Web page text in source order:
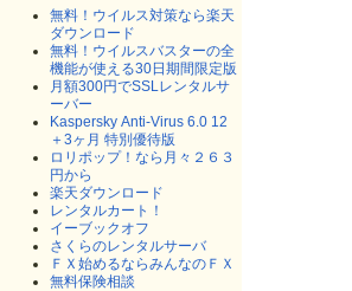
無料！ウイルス対策なら楽天
ダウンロード
無料！ウイルスバスターの全
機能が使える30日期間限定版
月額300円でSSLレンタルサ
ーバー
Kaspersky Anti-Virus 6.0 12
＋3ヶ月 特別優待版
ロリポップ！なら月々２６３
円から
楽天ダウンロード
レンタルカート！
イーブックオフ
さくらのレンタルサーバ
ＦＸ始めるならみんなのＦＸ
無料保険相談